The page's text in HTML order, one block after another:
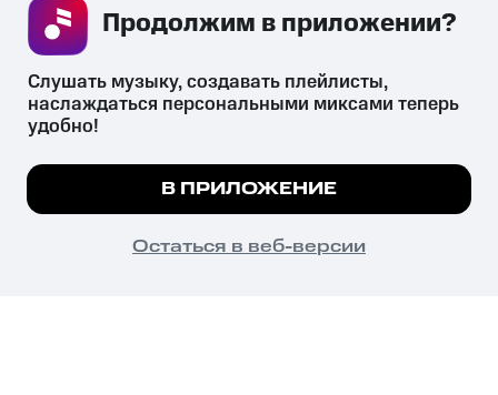
СКАЧАТЬ ПРИЛОЖЕНИЕ
психотропных веществ, их аналогов причиняет вред здоровью,
их незаконный оборот запрещён и влечёт установленную
законодательством ответственность.
© 2026 ООО «КИОН».
Все права защищены
Мы используем куки, чтобы на сайте все
Подробнее
ПОНЯТНО
Слушать музыку, создавать плейлисты,
наслаждаться персональными миксами теперь
удобно!
В ПРИЛОЖЕНИЕ
Остаться в веб-версии